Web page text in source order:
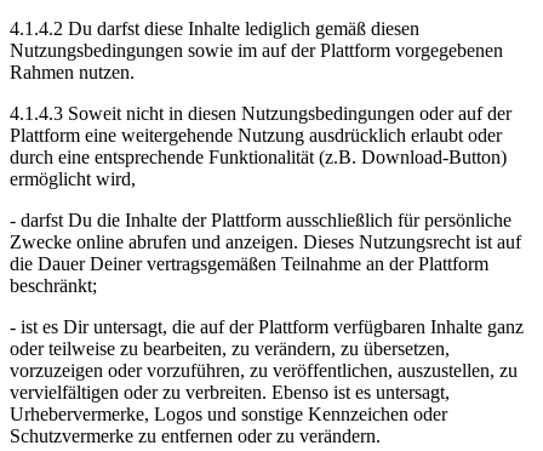
4.1.4.2 Du darfst diese Inhalte lediglich gemäß diesen
Nutzungsbedingungen sowie im auf der Plattform vorgegebenen
Rahmen nutzen.
4.1.4.3 Soweit nicht in diesen Nutzungsbedingungen oder auf der
Plattform eine weitergehende Nutzung ausdrücklich erlaubt oder
durch eine entsprechende Funktionalität (z.B. Download-Button)
ermöglicht wird,
- darfst Du die Inhalte der Plattform ausschließlich für persönliche
Zwecke online abrufen und anzeigen. Dieses Nutzungsrecht ist auf
die Dauer Deiner vertragsgemäßen Teilnahme an der Plattform
beschränkt;
- ist es Dir untersagt, die auf der Plattform verfügbaren Inhalte ganz
oder teilweise zu bearbeiten, zu verändern, zu übersetzen,
vorzuzeigen oder vorzuführen, zu veröffentlichen, auszustellen, zu
vervielfältigen oder zu verbreiten. Ebenso ist es untersagt,
Urhebervermerke, Logos und sonstige Kennzeichen oder
Schutzvermerke zu entfernen oder zu verändern.